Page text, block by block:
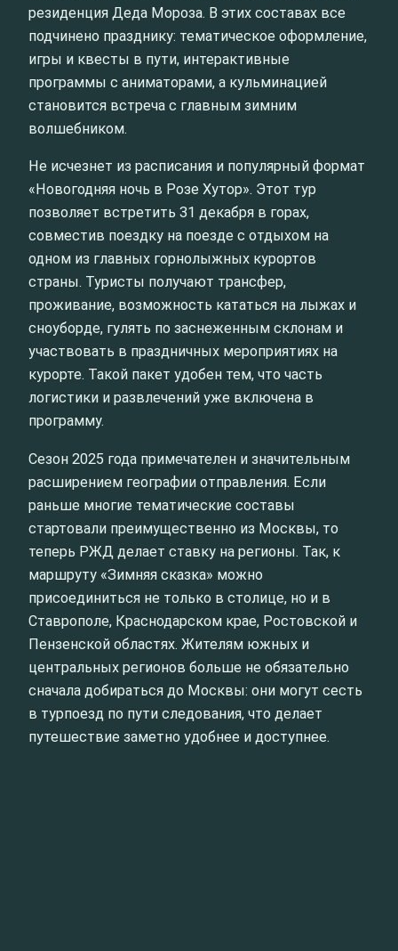
резиденция Деда Мороза. В этих составах все
подчинено празднику: тематическое оформление,
игры и квесты в пути, интерактивные
программы с аниматорами, а кульминацией
становится встреча с главным зимним
волшебником.
Не исчезнет из расписания и популярный формат
«Новогодняя ночь в Розе Хутор». Этот тур
позволяет встретить 31 декабря в горах,
совместив поездку на поезде с отдыхом на
одном из главных горнолыжных курортов
страны. Туристы получают трансфер,
проживание, возможность кататься на лыжах и
сноуборде, гулять по заснеженным склонам и
участвовать в праздничных мероприятиях на
курорте. Такой пакет удобен тем, что часть
логистики и развлечений уже включена в
программу.
Сезон 2025 года примечателен и значительным
расширением географии отправления. Если
раньше многие тематические составы
стартовали преимущественно из Москвы, то
теперь РЖД делает ставку на регионы. Так, к
маршруту «Зимняя сказка» можно
присоединиться не только в столице, но и в
Ставрополе, Краснодарском крае, Ростовской и
Пензенской областях. Жителям южных и
центральных регионов больше не обязательно
сначала добираться до Москвы: они могут сесть
в турпоезд по пути следования, что делает
путешествие заметно удобнее и доступнее.